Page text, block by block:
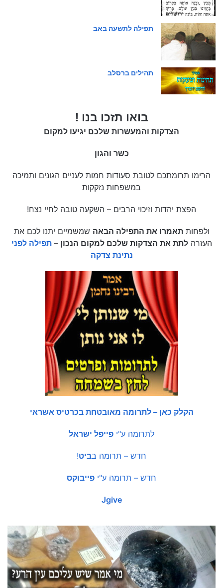
תפילה לתשעה באב
תהילים ברסלב
בואו תזכו בנו !
הצדקות והמעשרות שלכם יגיעו למקום
כשר והגון
הרימו תרומתכם לטובת סעודות חמות לעניים הגונים ותמיכה
במשפחות נזקקות
הפצת יהדות וזיכוי הרבים – השקעה טובה לחיי נצח!
ולפחותתאמרו את התפילה הבאה שמשמיים יתנו לכם את
העזרהלתת את הצדקות שלכם למקום הנכון –תפילה לפני
נתינת צדקה
הקלק כאן – לתרומה מאובטחת בכרטיס אשראי
לתרומה ע"י פייפל ישראל
חדש – תרומה בביט!
חדש – תרומה ע"י פייבוקס
Jgive